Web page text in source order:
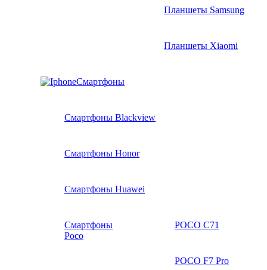
Планшеты Samsung
Планшеты Xiaomi
Смартфоны
Смартфоны Blackview
Смартфоны Honor
Смартфоны Huawei
Смартфоны
Poco
POCO C71
POCO F7 Pro